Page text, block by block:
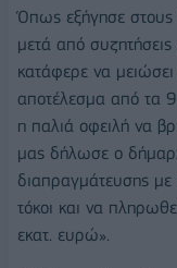
Όπως εξήγησε στους
μετά από
κατάφερε να
αποτέλεσμα από τα
η παλιά οφειλή να
μας δήλωσε ο
διαπραγμάτευσης με
τόκοι και να
εκατ. ευρώ».